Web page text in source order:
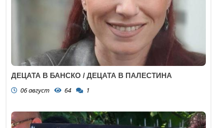
ДЕЦАТА В БАНСКО / ДЕЦАТА В ПАЛЕСТИНА
06 август 64 1